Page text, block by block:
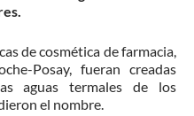
de cosmética de farmacia,
Posay, fueran creadas
aguas termales de los
el nombre.